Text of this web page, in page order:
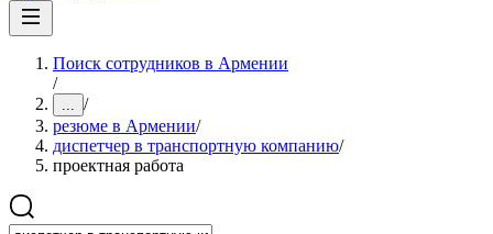
Поиск сотрудников в Армении
/
... /
резюме в Армении/
диспетчер в транспортную компанию/
проектная работа